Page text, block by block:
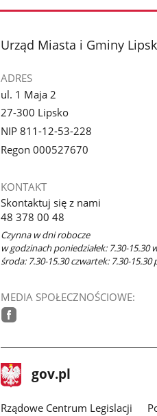
stopka
Urząd Miasta i Gminy
ADRES
ul. 1 Maja 2
27-300 Lipsko
NIP 811-12-53-228
Regon 000527670
KONTAKT
Skontaktuj się z nami
48 378 00 48
Czynna w dni robocze
w godzinach poniedziałek: 7.30-15.30
środa: 7.30-15.30 czwartek: 7.30-15.30
MEDIA SPOŁECZNOŚCIOWE:
stopka
gov.pl Strona
gov.pl
Rządowe Centrum Legislacji